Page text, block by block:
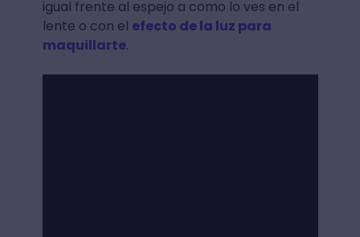
igual frente al espejo a como lo ves en el
lente o con el efecto de la luz para
maquillarte.